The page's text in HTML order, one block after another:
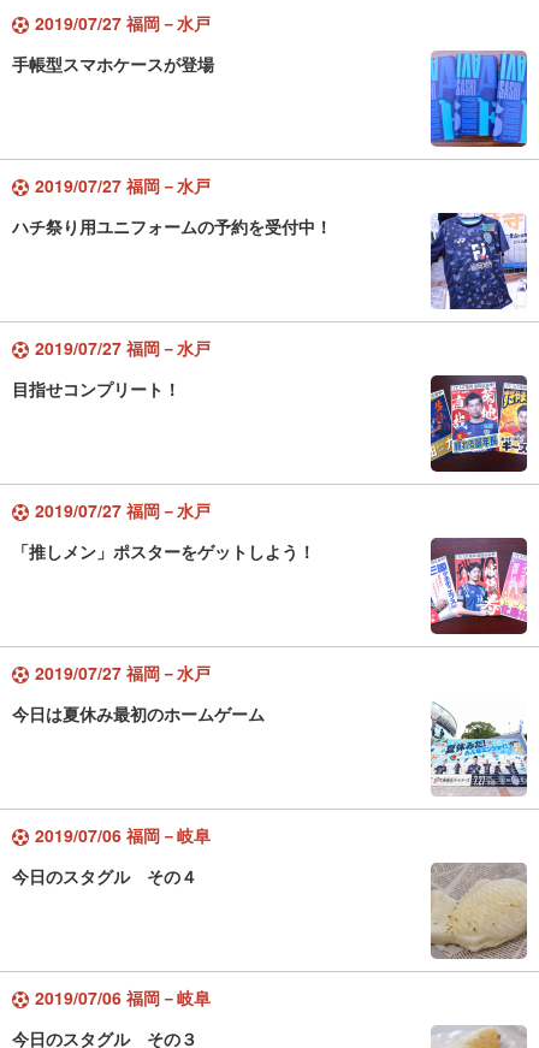
2019/07/27 福岡－水戸
手帳型スマホケースが登場
2019/07/27 福岡－水戸
ハチ祭り用ユニフォームの予約を受付中！
2019/07/27 福岡－水戸
目指せコンプリート！
2019/07/27 福岡－水戸
「推しメン」ポスターをゲットしよう！
2019/07/27 福岡－水戸
今日は夏休み最初のホームゲーム
2019/07/06 福岡－岐阜
今日のスタグル その４
2019/07/06 福岡－岐阜
今日のスタグル その３